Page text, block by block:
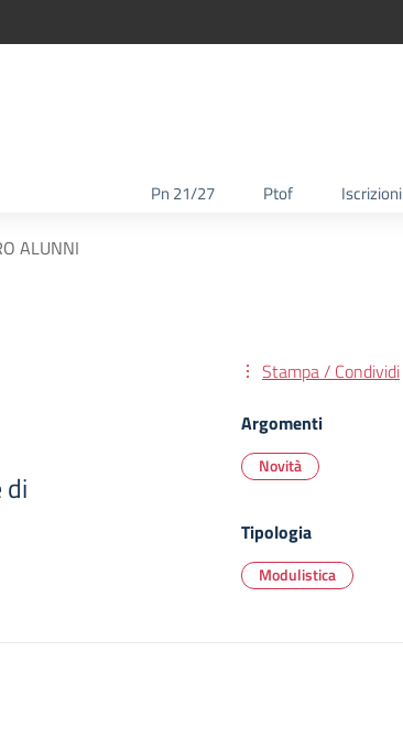
Pn 21/27 Ptof Iscrizioni
ALUNNI
di
Stampa / Condividi
Argomenti
Novità
Tipologia
Modulistica